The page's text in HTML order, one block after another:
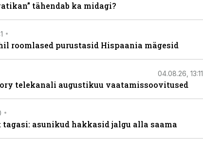
tähendab ka midagi?
roomlased purustasid Hispaania mägesid
04.08.26, 13:11
telekanali augustikuu vaatamissoovitused
tagasi: asunikud hakkasid jalgu alla saama